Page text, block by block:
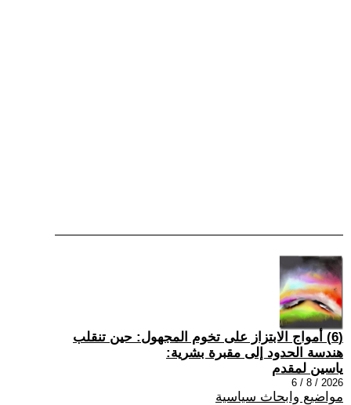
(6) أمواج الابتزاز على تخوم المجهول: حين تنقلب
هندسة الحدود إلى مقبرة بشرية:
ياسين لمقدم
2026 / 8 / 6
مواضيع وابحاث سياسية